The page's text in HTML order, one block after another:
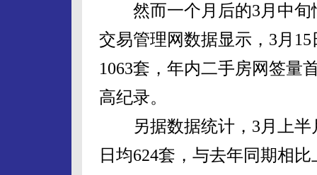
然而一个月后的3月中旬
交易管理网数据显示，3月
1063套，年内二手房网签量
高纪录。
另据数据统计，3月上半
日均624套，与去年同期相